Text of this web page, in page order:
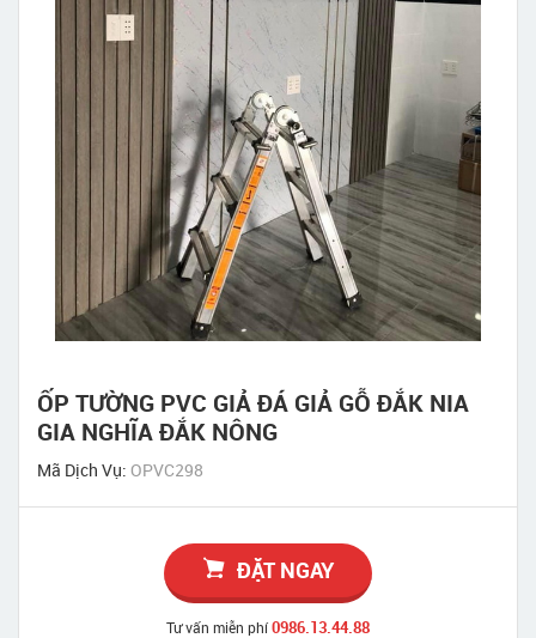
ỐP TƯỜNG PVC GIẢ ĐÁ GIẢ GỖ ĐẮK NIA
GIA NGHĨA ĐẮK NÔNG
Mã Dịch Vụ: OPVC298
ĐẶT NGAY
Tư vấn miễn phí0986.13.44.88